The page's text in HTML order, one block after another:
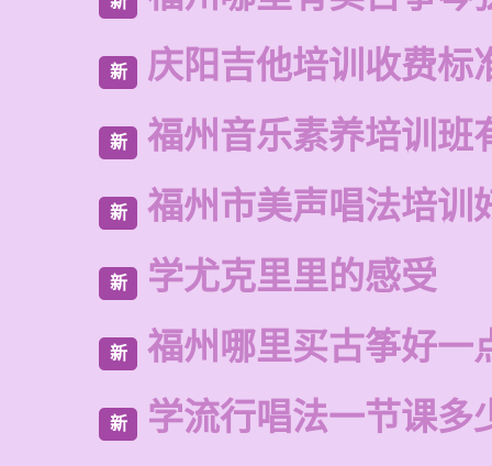
新 庆阳吉他培训收费标
新 福州音乐素养培训班
新 福州市美声唱法培训
新 学尤克里里的感受
新 福州哪里买古筝好一
新 学流行唱法一节课多